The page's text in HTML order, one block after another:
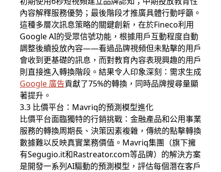
內容解釋服務優勢；最後階段才推廣具體行動呼籲。
這種多層次訊息策略的關鍵創新，在於Fineco利用
Google AI的受眾信號功能，根據用戶互動程度自動
調整後續投放內容——看過品牌視頻但未點擊的用戶
會收到更基礎的訊息，而對教育內容表現興趣的用戶
則直接進入轉換階段。結果令人印象深刻：需求生成
Google 廣告貢獻了75%的轉換，同時品牌搜尋量顯
著提升。
3.3 比價平台：Mavriq的預測模型進化
比價平台面臨獨特的行銷挑戰：金融產品和公用事業
服務的轉換周期長、決策因素複雜，傳統的點擊轉換
數據難以反映真實業務價值。Mavriq集團（旗下擁
有Segugio.it和Rastreator.com等品牌）的解決方案
是開發一系列AI驅動的預測模型，評估每個潛在客戶